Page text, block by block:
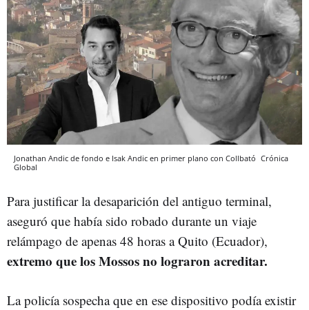
Jonathan Andic de fondo e Isak Andic en primer plano con Collbató Crónica
Global
Para justificar la desaparición del antiguo terminal,
aseguró que había sido robado durante un viaje
relámpago de apenas 48 horas a Quito (Ecuador),
extremo que los Mossos no lograron acreditar.
La policía sospecha que en ese dispositivo podía existir